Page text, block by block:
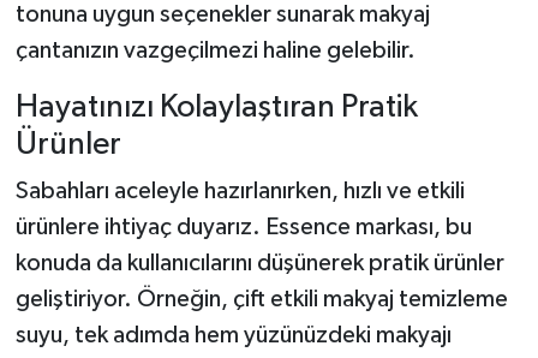
tonuna uygun seçenekler sunarak makyaj
çantanızın vazgeçilmezi haline gelebilir.
Hayatınızı Kolaylaştıran Pratik
Ürünler
Sabahları aceleyle hazırlanırken, hızlı ve etkili
ürünlere ihtiyaç duyarız. Essence markası, bu
konuda da kullanıcılarını düşünerek pratik ürünler
geliştiriyor. Örneğin, çift etkili makyaj temizleme
suyu, tek adımda hem yüzünüzdeki makyajı